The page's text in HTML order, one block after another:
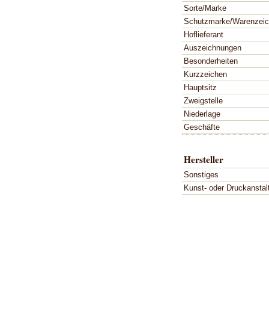
Sorte/Marke
Schutzmarke/
Hoflieferant
Auszeichnungen
Besonderheiten
Kurzzeichen
Hauptsitz
Zweigstelle
Niederlage
Geschäfte
Hersteller
Sonstiges
Kunst- oder